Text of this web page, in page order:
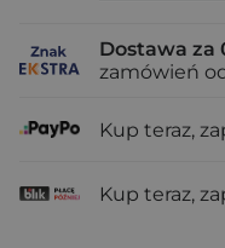
Dostawa za
zamówień
Kup teraz,
Kup teraz,